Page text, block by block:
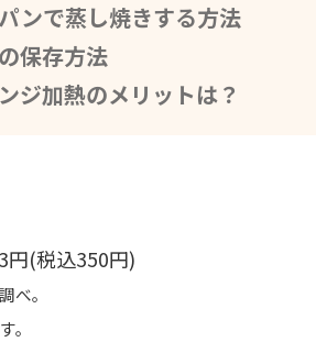
ンで蒸し焼きする方法
保存方法
ジ加熱のメリットは？
円(税込350円)
調べ。
。